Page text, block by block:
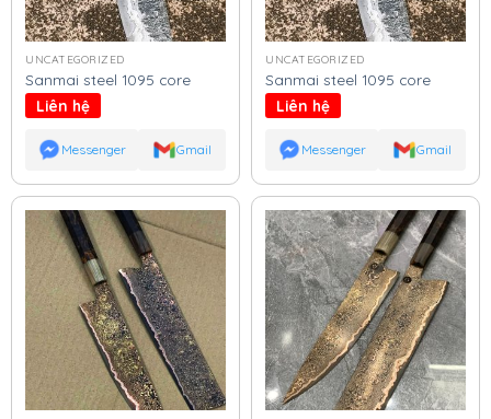
UNCATEGORIZED
Sanmai steel 1095 core
Liên hệ
Messenger Gmail
UNCATEGORIZED
Sanmai steel 1095 core
Liên hệ
Messenger Gmail